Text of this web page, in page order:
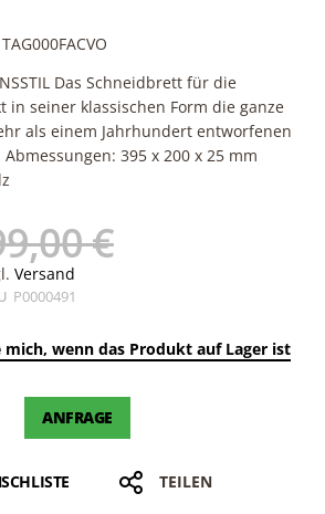
TAG000FACVO
Das Schneidbrett für die
in seiner klassischen Form die ganze
als einem Jahrhundert entworfenen
395 x 200 x 25 mm
€
Versand
P0000491
mich, wenn das Produkt auf Lager ist
ANFRAGE
TEILEN